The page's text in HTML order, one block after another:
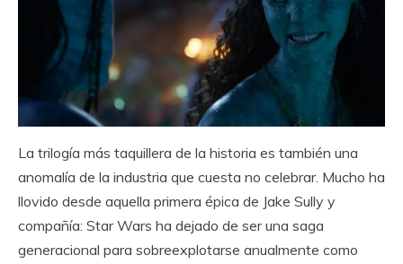
La trilogía más taquillera de la historia es también una
anomalía de la industria que cuesta no celebrar. Mucho ha
llovido desde aquella primera épica de Jake Sully y
compañía: Star Wars ha dejado de ser una saga
generacional para sobreexplotarse anualmente como